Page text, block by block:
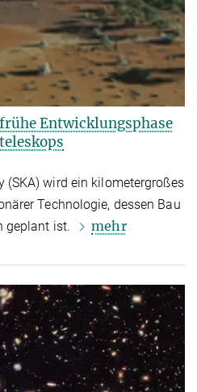
Entwicklungsphase
(SKA) wird ein kilometergroßes
Technologie, dessen Bau
geplant ist.
mehr